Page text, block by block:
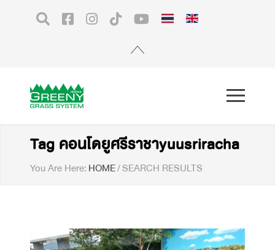
Tag คอนโดยูศรีราชาyuusriracha
You Are Here: HOME/SEARCH RESULTS